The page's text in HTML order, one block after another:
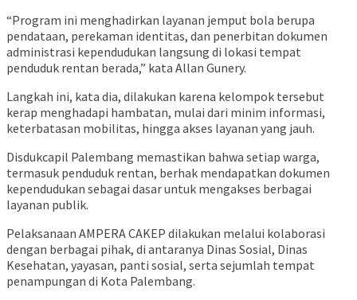
“Program ini menghadirkan layanan jemput bola berupa
pendataan, perekaman identitas, dan penerbitan dokumen
administrasi kependudukan langsung di lokasi tempat
penduduk rentan berada,” kata Allan Gunery.
Langkah ini, kata dia, dilakukan karena kelompok tersebut
kerap menghadapi hambatan, mulai dari minim informasi,
keterbatasan mobilitas, hingga akses layanan yang jauh.
Disdukcapil Palembang memastikan bahwa setiap warga,
termasuk penduduk rentan, berhak mendapatkan dokumen
kependudukan sebagai dasar untuk mengakses berbagai
layanan publik.
Pelaksanaan AMPERA CAKEP dilakukan melalui kolaborasi
dengan berbagai pihak, di antaranya Dinas Sosial, Dinas
Kesehatan, yayasan, panti sosial, serta sejumlah tempat
penampungan di Kota Palembang.